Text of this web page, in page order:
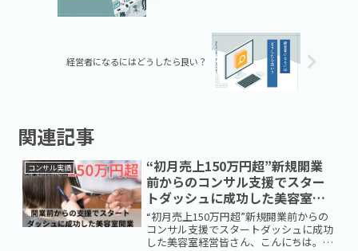
経営者になるにはどうしたら良い？
関連記事
コンサル実績
“初月売上150万円超”新規開業
前からのコンサル支援でスター
トダッシュに成功した美容室経
営
“初月売上150万円超”新規開業前からの
コンサル支援でスタートダッシュに成功
した美容室経営皆さん、こんにちは。長